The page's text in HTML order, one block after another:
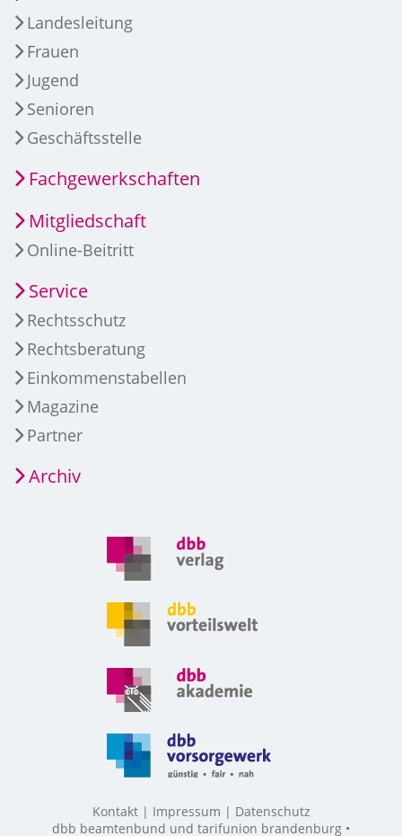
Landesleitung
Frauen
Jugend
Senioren
Geschäftsstelle
Fachgewerkschaften
Mitgliedschaft
Online-Beitritt
Service
Rechtsschutz
Rechtsberatung
Einkommenstabellen
Magazine
Partner
Archiv
Kontakt Impressum
Datenschutz
dbb beamtenbund und tarifunion brandenburg •